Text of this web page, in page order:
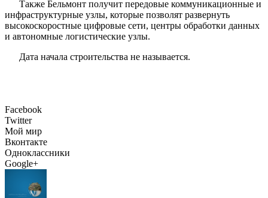
Также Бельмонт получит передовые коммуникационные и
инфраструктурные узлы, которые позволят развернуть
высокоскоростные цифровые сети, центры обработки данных
и автономные логистические узлы.
Дата начала строительства не называется.
Facebook
Twitter
Мой мир
Вконтакте
Одноклассники
Google+